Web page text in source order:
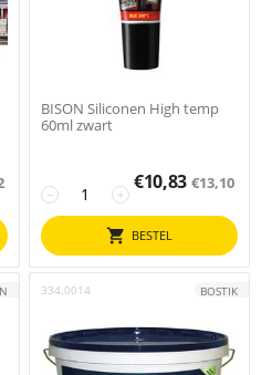
BISON Siliconen High temp
60ml zwart
+
−
€10,83 €13,10
BESTEL
334.0014 BOSTIK